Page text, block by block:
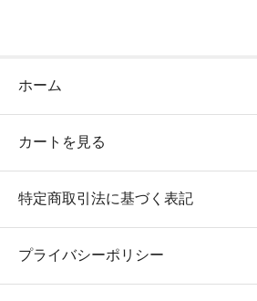
ホーム
カートを見る
特定商取引法に基づく表記
プライバシーポリシー